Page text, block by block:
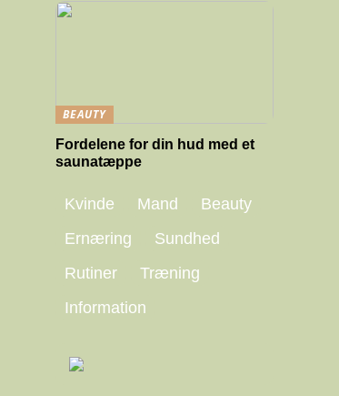
BEAUTY
Fordelene for din hud med et
saunatæppe
Kvinde Mand
Beauty
Ernæring
Sundhed
Rutiner
Træning
Information